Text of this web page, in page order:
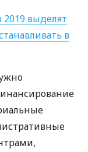
2019 выделят
в